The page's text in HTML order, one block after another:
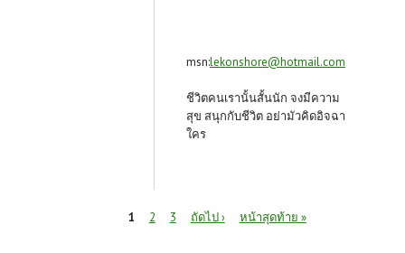
msn:lekonshore@hotmail.com
ชีวิตคนเรานั้นสั้นนัก จงมีความ
สุข สนุกกับชีวิต อย่ามัวคิดอิจฉา
ใคร
1 2 3 ถัดไป › หน้าสุดท้าย »